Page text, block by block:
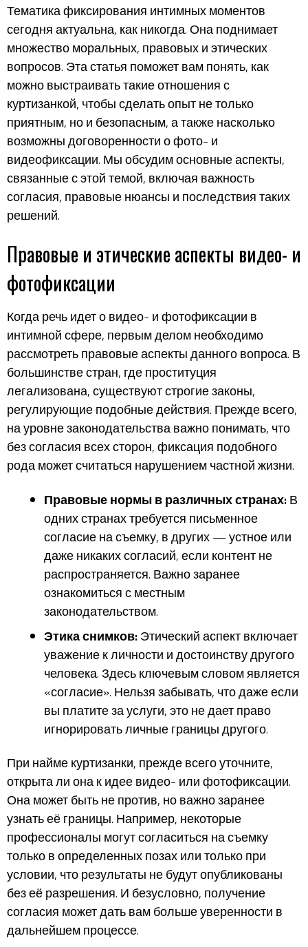
Тематика фиксирования интимных моментов
сегодня актуальна, как никогда. Она поднимает
множество моральных, правовых и этических
вопросов. Эта статья поможет вам понять, как
можно выстраивать такие отношения с
куртизанкой, чтобы сделать опыт не только
приятным, но и безопасным, а также насколько
возможны договоренности о фото- и
видеофиксации. Мы обсудим основные аспекты,
связанные с этой темой, включая важность
согласия, правовые нюансы и последствия таких
решений.
Правовые и этические аспекты видео- и
фотофиксации
Когда речь идет о видео- и фотофиксации в
интимной сфере, первым делом необходимо
рассмотреть правовые аспекты данного вопроса. В
большинстве стран, где проституция
легализована, существуют строгие законы,
регулирующие подобные действия. Прежде всего,
на уровне законодательства важно понимать, что
без согласия всех сторон, фиксация подобного
рода может считаться нарушением частной жизни.
Правовые нормы в различных странах: В
одних странах требуется письменное
согласие на съемку, в других — устное или
даже никаких согласий, если контент не
распространяется. Важно заранее
ознакомиться с местным
законодательством.
Этика снимков: Этический аспект включает
уважение к личности и достоинству другого
человека. Здесь ключевым словом является
«согласие». Нельзя забывать, что даже если
вы платите за услуги, это не дает право
игнорировать личные границы другого.
При найме куртизанки, прежде всего уточните,
открыта ли она к идее видео- или фотофиксации.
Она может быть не против, но важно заранее
узнать её границы. Например, некоторые
профессионалы могут согласиться на съемку
только в определенных позах или только при
условии, что результаты не будут опубликованы
без её разрешения. И безусловно, получение
согласия может дать вам больше уверенности в
дальнейшем процессе.